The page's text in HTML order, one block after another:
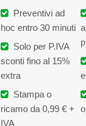
Preventivi ad
hoc entro 30 minuti
Solo per P.IVA
sconti fino al 15%
extra
Stampa o
ricamo da 0,99 € +
IVA